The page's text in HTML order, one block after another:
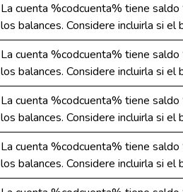
La cuenta %codcuenta% tiene
los balances. Considere incluirla si el
La cuenta %codcuenta% tiene
los balances. Considere incluirla si el
La cuenta %codcuenta% tiene
los balances. Considere incluirla si el
La cuenta %codcuenta% tiene
los balances. Considere incluirla si el